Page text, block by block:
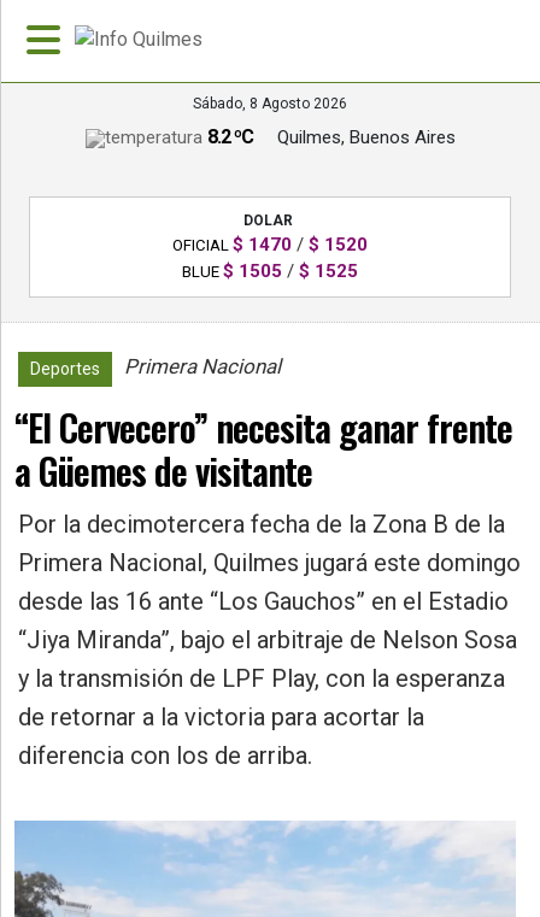
»
Policiales
»
Provincia
Salud
»
Cultura
Gestión
Sábado, 8 Agosto 2026
8.2 ºC Quilmes, Buenos Aires
DOLAR
OFICIAL $ 1470 / $ 1520
BLUE $ 1505 / $ 1525
Deportes Primera Nacional
“El Cervecero” necesita ganar frente
a Güemes de visitante
Por la decimotercera fecha de la Zona B de la
Primera Nacional, Quilmes jugará este domingo
desde las 16 ante “Los Gauchos” en el Estadio
“Jiya Miranda”, bajo el arbitraje de Nelson Sosa
y la transmisión de LPF Play, con la esperanza
de retornar a la victoria para acortar la
diferencia con los de arriba.